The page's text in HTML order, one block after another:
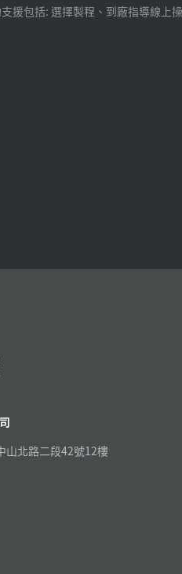
支援包括: 選擇製程、到廠指導線上操
山北路二段42號12樓